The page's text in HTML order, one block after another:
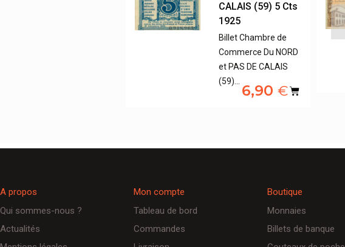
CALAIS (59) 5 Cts
1925
Billet Chambre de
Commerce Du NORD
et PAS DE CALAIS
(59)…
6,90 €
A propos
Qui sommes-nous ?
Actualités
Mon compte
Tableau de bord
Commandes
Boutique
Monnaies
Billets de banque